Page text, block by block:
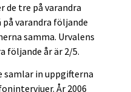
de tre på varandra
varandra följande
samma. Urvalens
följande år är 2/5.
in uppgifterna
År 2006